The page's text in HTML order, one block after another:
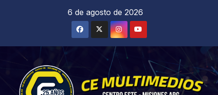
6 de agosto de 2026